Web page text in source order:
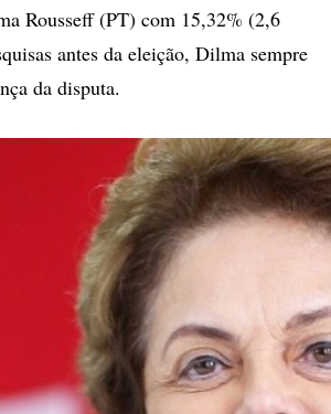
Rousseff (PT) com 15,32% (2,6
antes da eleição, Dilma sempre
da disputa.